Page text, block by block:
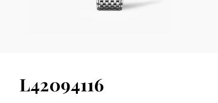
L42094116